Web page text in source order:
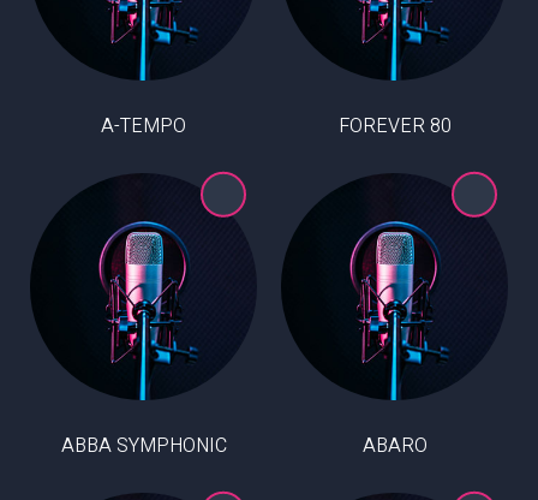
80 FOREVER
A-TEMPO
ABARO
ABBA SYMPHONIC